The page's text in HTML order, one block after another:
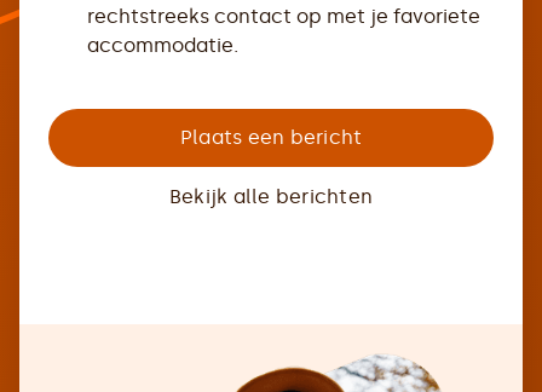
rechtstreeks contact op met je favoriete
accommodatie.
Plaats een bericht
Bekijk alle berichten